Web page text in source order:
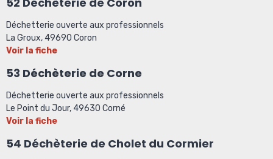
Déchetterie ouverte aux professionnels
La Groux, 49690 Coron
Voir la fiche
53 Déchèterie de Corne
Déchetterie ouverte aux professionnels
Le Point du Jour, 49630 Corné
Voir la fiche
54 Déchèterie de Cholet du Cormier